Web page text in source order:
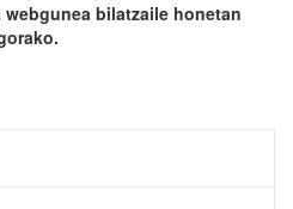
bilatzaile honetan